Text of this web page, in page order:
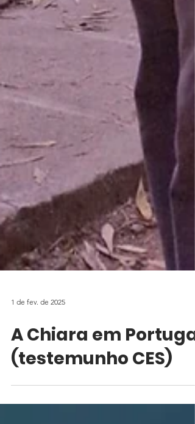
1 de fev. de 2025
A Chiara em Portugal
(testemunho CES)